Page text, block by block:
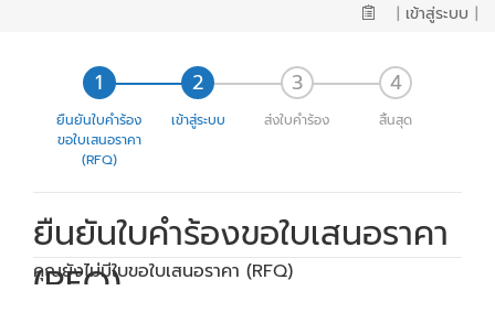
| เข้าสู่ระบบ |
ยืนยันใบคำร้อง
ขอใบเสนอราคา
(RFQ)
เข้าสู่ระบบ ส่งใบคำร้อง สิ้นสุด
ยืนยันใบคำร้องขอใบเสนอราคา
(RFQ)
คุณยังไม่มีใบขอใบเสนอราคา (RFQ)